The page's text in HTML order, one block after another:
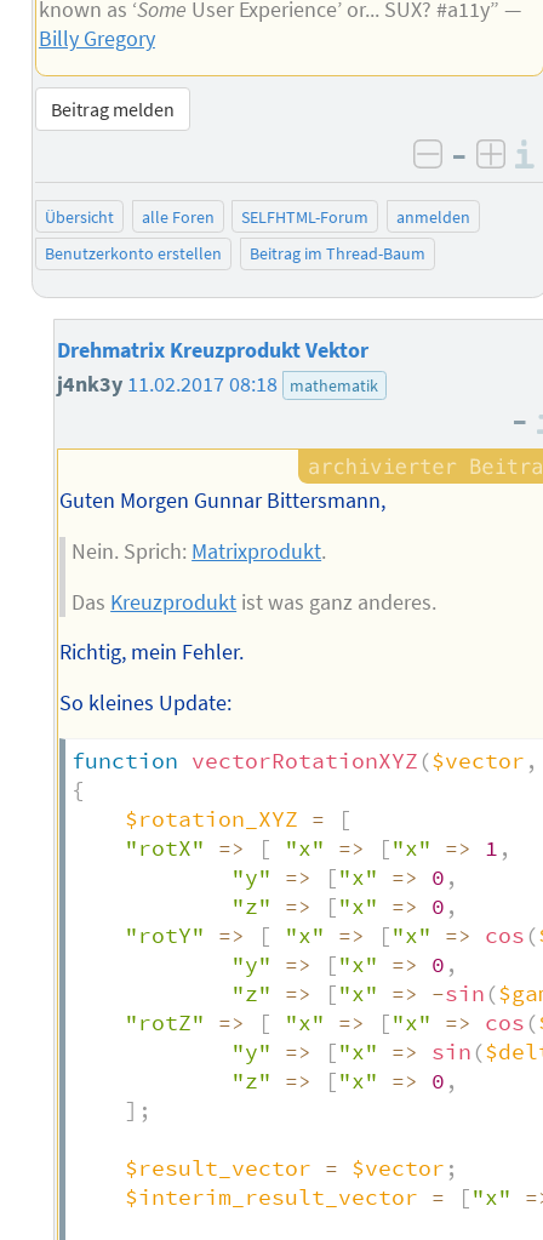
known as ‘Some User Experience’ or... SUX? #a11y” —
Billy Gregory
Beitrag melden
negativ
–
Übersicht alle Foren SELFHTML-Forum
anmelden
Benutzerkonto erstellen
Beitrag im Thread-Baum
Drehmatrix Kreuzprodukt Vektor
j4nk3y 11.02.2017 08:18 mathematik
–
Guten Morgen Gunnar Bittersmann,
Nein. Sprich: Matrixprodukt.
Das Kreuzprodukt ist was ganz anderes.
Richtig, mein Fehler.
So kleines Update:
function vectorRotationXYZ ($vector ,
{
$rotation_XYZ =
[
"rotX"
=> [ "x" => ["x" => 1 ,
"y"
=> ["x" => 0 ,
"z"
=> ["x" => 0 ,
"rotY"
=> [ "x" => ["x" => cos (
"y"
=> ["x" => 0 ,
"z"
=> ["x" => -sin (
"rotZ"
=> [ "x" => ["x" => cos (
"y"
=> ["x" => sin (
"z"
=> ["x" => 0 ,
] ;
$result_vector = $vector ;
$interim_result_vector = ["x"